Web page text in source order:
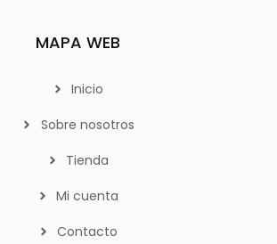
MAPA WEB
Inicio
Sobre nosotros
Tienda
Mi cuenta
Contacto